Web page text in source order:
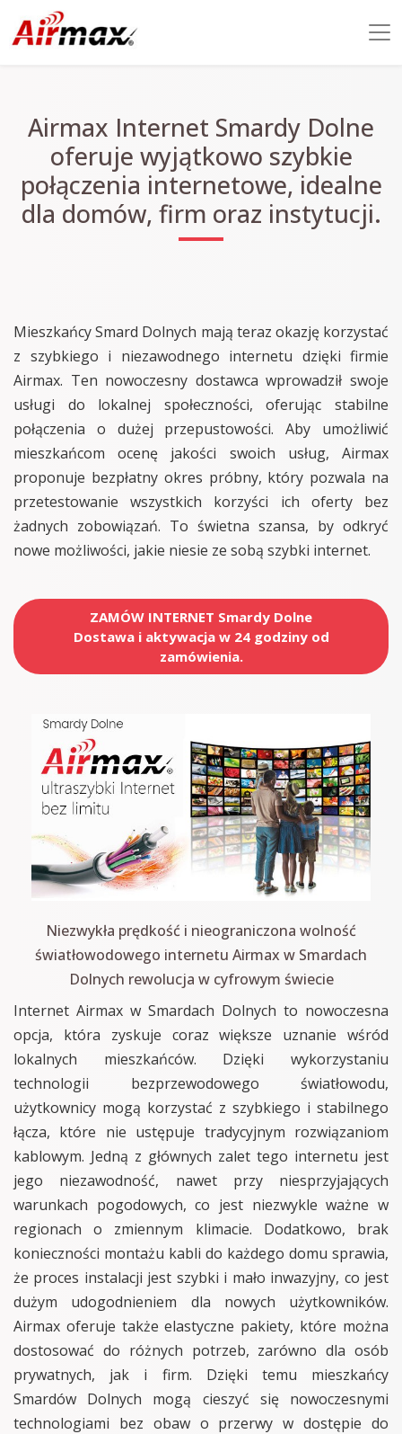
Airmax Internet Smardy Dolne
oferuje wyjątkowo szybkie
połączenia internetowe, idealne
dla domów, firm oraz instytucji.
Mieszkańcy Smard Dolnych mają teraz okazję korzystać
z szybkiego i niezawodnego internetu dzięki firmie
Airmax. Ten nowoczesny dostawca wprowadził swoje
usługi do lokalnej społeczności, oferując stabilne
połączenia o dużej przepustowości. Aby umożliwić
mieszkańcom ocenę jakości swoich usług, Airmax
proponuje bezpłatny okres próbny, który pozwala na
przetestowanie wszystkich korzyści ich oferty bez
żadnych zobowiązań. To świetna szansa, by odkryć
nowe możliwości, jakie niesie ze sobą szybki internet.
ZAMÓW INTERNET Smardy Dolne
Dostawa i aktywacja w 24 godziny od
zamówienia.
Niezwykła prędkość i nieograniczona wolność
światłowodowego internetu Airmax w Smardach
Dolnych rewolucja w cyfrowym świecie
Internet Airmax w Smardach Dolnych to nowoczesna
opcja, która zyskuje coraz większe uznanie wśród
lokalnych mieszkańców. Dzięki wykorzystaniu
technologii bezprzewodowego światłowodu,
użytkownicy mogą korzystać z szybkiego i stabilnego
łącza, które nie ustępuje tradycyjnym rozwiązaniom
kablowym. Jedną z głównych zalet tego internetu jest
jego niezawodność, nawet przy niesprzyjających
warunkach pogodowych, co jest niezwykle ważne w
regionach o zmiennym klimacie. Dodatkowo, brak
konieczności montażu kabli do każdego domu sprawia,
że proces instalacji jest szybki i mało inwazyjny, co jest
dużym udogodnieniem dla nowych użytkowników.
Airmax oferuje także elastyczne pakiety, które można
dostosować do różnych potrzeb, zarówno dla osób
prywatnych, jak i firm. Dzięki temu mieszkańcy
Smardów Dolnych mogą cieszyć się nowoczesnymi
technologiami bez obaw o przerwy w dostępie do